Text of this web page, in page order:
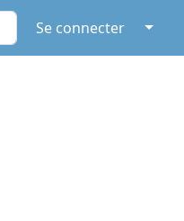
Se connecter ↓